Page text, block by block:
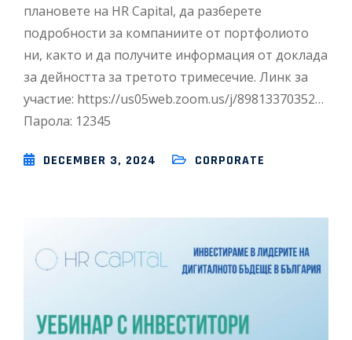
плановете на HR Capital, да разберете
подробности за компаниите от портфолиото
ни, както и да получите информация от доклада
за дейността за третото тримесечие. Линк за
участие: https://us05web.zoom.us/j/89813370352…
Парола: 12345
DECEMBER 3, 2024 CORPORATE